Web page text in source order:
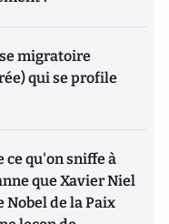
migratoire
qui se profile
ce qu'on sniffe à
que Xavier Niel
Nobel de la Paix